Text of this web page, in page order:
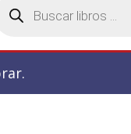
productos